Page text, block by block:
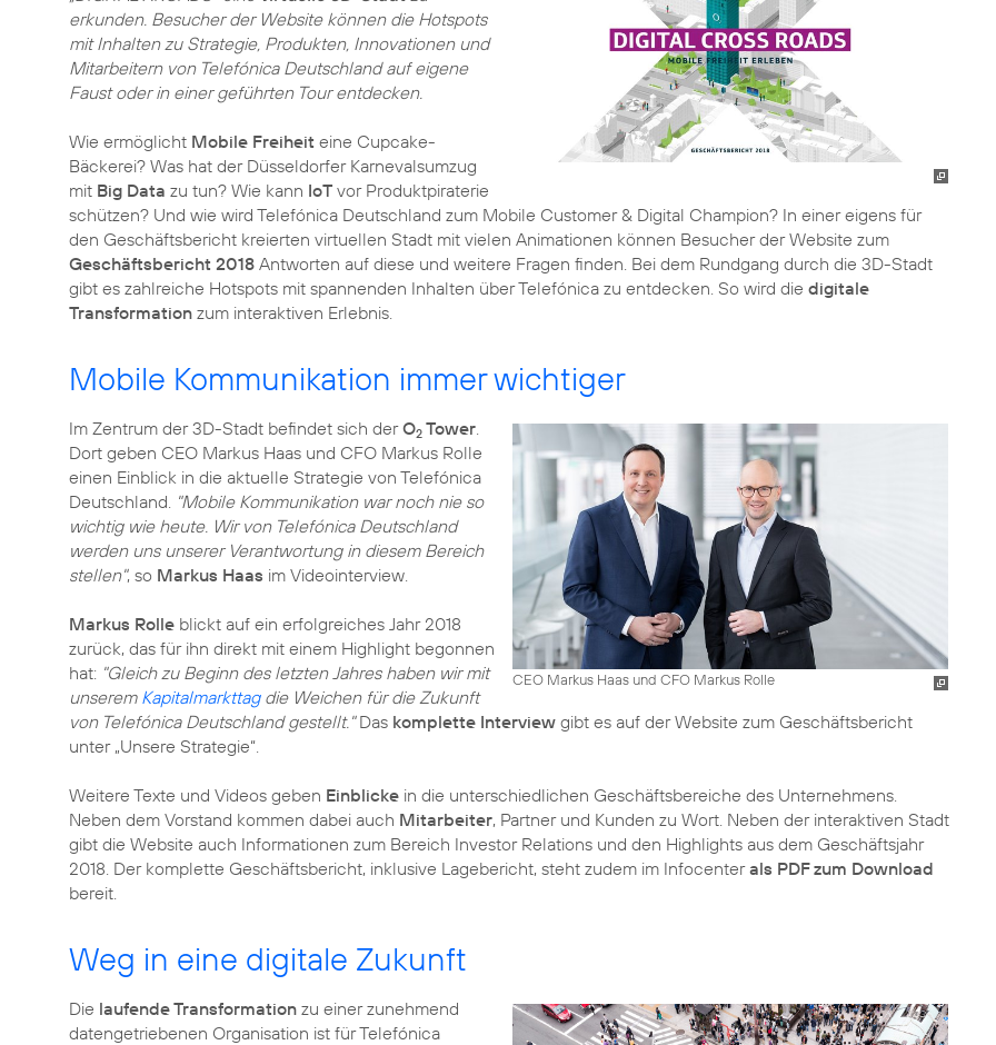
erkunden. Besucher der Website können die Hotspots
mit Inhalten zu Strategie, Produkten, Innovationen und
Mitarbeitern von Telefónica Deutschland auf eigene
Faust oder in einer geführten Tour entdecken.
Wie ermöglicht Mobile Freiheit eine Cupcake-
Bäckerei? Was hat der Düsseldorfer Karnevalsumzug
mit Big Data zu tun? Wie kann IoT vor Produktpiraterie
schützen? Und wie wird Telefónica Deutschland zum Mobile Customer & Digital Champion? In einer eigens für
den Geschäftsbericht kreierten virtuellen Stadt mit vielen Animationen können Besucher der Website zum
Geschäftsbericht 2018 Antworten auf diese und weitere Fragen finden. Bei dem Rundgang durch die 3D-Stadt
gibt es zahlreiche Hotspots mit spannenden Inhalten über Telefónica zu entdecken. So wird die digitale
Transformation zum interaktiven Erlebnis.
Mobile Kommunikation immer wichtiger
CEO Markus Haas und CFO Markus Rolle
Im Zentrum der 3D-Stadt befindet sich derO2 Tower.
Dort geben CEO Markus Haas und CFO Markus Rolle
einen Einblick in die aktuelle Strategie von Telefónica
Deutschland. "Mobile Kommunikation war noch nie so
wichtig wie heute. Wir von Telefónica Deutschland
werden uns unserer Verantwortung in diesem Bereich
stellen", so Markus Haas im Videointerview.
Markus Rolle blickt auf ein erfolgreiches Jahr 2018
zurück, das für ihn direkt mit einem Highlight begonnen
hat: "Gleich zu Beginn des letzten Jahres haben wir mit
unserem Kapitalmarkttagdie Weichen für die Zukunft
von Telefónica Deutschland gestellt."Das komplette Interview gibt es auf der Website zum Geschäftsbericht
unter „Unsere Strategie“.
Weitere Texte und Videos geben Einblicke in die unterschiedlichen Geschäftsbereiche des Unternehmens.
Neben dem Vorstand kommen dabei auch Mitarbeiter, Partner und Kunden zu Wort. Neben der interaktiven Stadt
gibt die Website auch Informationen zum Bereich Investor Relations und den Highlights aus dem Geschäftsjahr
2018. Der komplette Geschäftsbericht, inklusive Lagebericht, steht zudem im Infocenterals PDF zum Download
bereit.
Weg in eine digitale Zukunft
Die laufende Transformation zu einer zunehmend
datengetriebenen Organisation ist für Telefónica